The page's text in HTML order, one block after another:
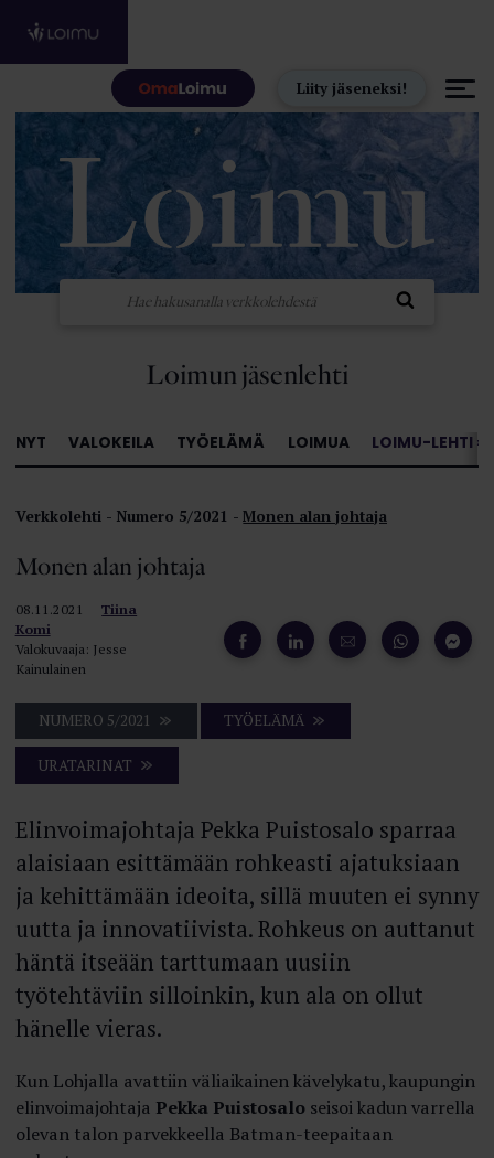
Liity jäseneksi!
Loimun jäsenlehti
NYT VALOKEILA TYÖELÄMÄ LOIMUA LOIMU-LEHTI »
Verkkolehti Numero 5/2021 Monen alan johtaja
Monen alan johtaja
08.11.2021
Tiina
Komi
Valokuvaaja: Jesse
Kainulainen
NUMERO 5/2021 TYÖELÄMÄ
URATARINAT
Elinvoimajohtaja Pekka Puistosalo sparraa
alaisiaan esittämään rohkeasti ajatuksiaan
ja kehittämään ideoita, sillä muuten ei synny
uutta ja innovatiivista. Rohkeus on auttanut
häntä itseään tarttumaan uusiin
työtehtäviin silloinkin, kun ala on ollut
hänelle vieras.
Kun Lohjalla avattiin väliaikainen kävelykatu, kaupungin
elinvoimajohtaja Pekka Puistosalo seisoi kadun varrella
olevan talon parvekkeella Batman-teepaitaan